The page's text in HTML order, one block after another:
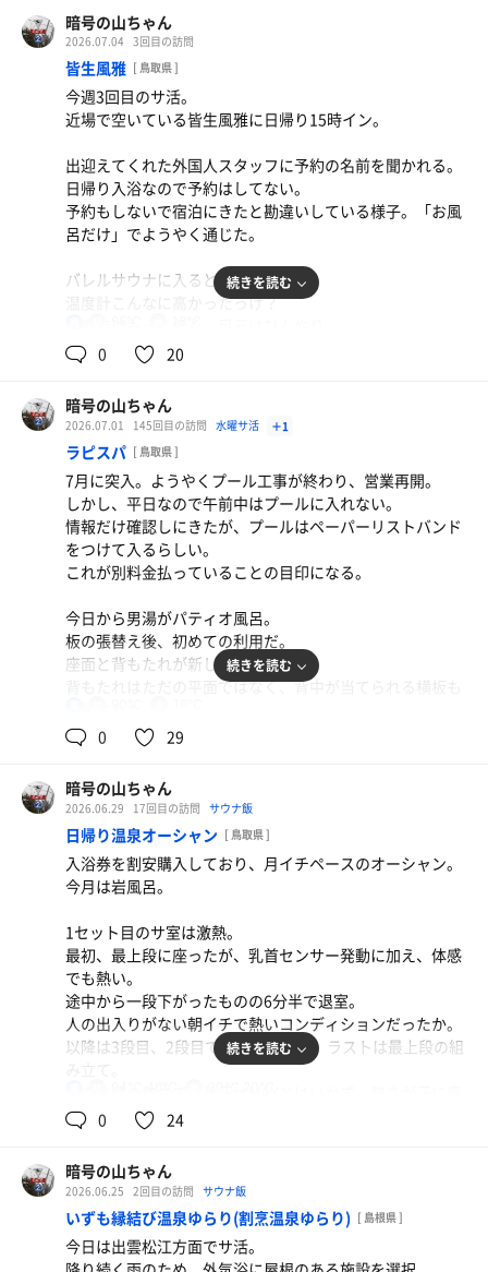
梅雨明け絶好調の日光が降り注ぐ。
日差しを避けて、建物側の日陰の地べたに座るのも良き。
あとはパティオ風呂に行って、通常サウナを3セット。
熱い、暑い、ぬるいの屋外から今日のパティオ水風呂は体
感13℃！
すぐさまくるしびれをしばらく我慢してキンキンに冷や
す。
夏場でここまで冷えてる露天水風呂はあまりない。
パティオ水風呂の本気を見た。
しょうゆラーメンネオ（大盛）
あご煮干ブレンドの「ネオ」だけど普通のとそう大き
く変わらない。
水
サ室は2段で6人キャパ。
セルフロウリュ、いや「ローリエ」が可能と書いてある。
温度計は70℃未満。ガラス戸やストーブのサイズからもハ
イスペックではない。
なのでセルフロウリュ、いや「ローリエ」をして体感を上
げる。
くなる。
テレビは浴室の外側から浴室に向けておいてあり、
サ室内にはテレビ音声が聞こえるようスピーカーがある。
ガラス越しに時計もあるし、サ室内に10分砂時計もある。
水風呂は水道水。適宜、蛇口をひねって水を追加できる。
水風呂入りながらテレビが観れる。人生初体験。
休憩は脱衣所周辺にある椅子に座って内気浴。
ガウンを着て、玄関の外に出れば外気浴も可能。
インフィニティチェアが3脚あるが、虫がいっぱいついて
たので利用せず。
ととのい椅子に座って喫煙も可能。
最初、靴を履いて外気浴に出たが、
おばちゃんがスリッパのままでいいよ、というので以後は
スリッパで外に。
手作り感満載の施設で何とかサウナにしたという感じもあ
りながら、
備品類無料やピッチャーの冷水、おばちゃんの対応にホス
変なサウナだけど、いいサウナ。
とんこつ醤油ライスセット
のとんこつ。
水
暗号の山ちゃん
2026.07.04 3回目の訪問
皆生風雅 [ 鳥取県 ]
今週3回目のサ活。
近場で空いている皆生風雅に日帰り15時イン。
出迎えてくれた外国人スタッフに予約の名前を聞かれる。
日帰り入浴なので予約はしてない。
予約もしないで宿泊にきたと勘違いしている様子。「お風
呂だけ」でようやく通じた。
バレルサウナに入ると95℃あたり。
温度計こんなに高かったっけ？
ラドル1杯ロウリュして、体感を上げる。
ストーブ上の木の板がだいぶ焦げてきている。
水風呂はチラーがきいているが、そこまで冷たくない。体
感18℃。
1回目、短めに水風呂出たら、後頭部が熱いままだったの
で、
2回目以降は後頭部が冷えるまで入った。
外気浴の椅子が変更されている。
以前は木組みの珍しい椅子が3脚だったが、
あ、改良といえる。
ギリギリ雨に降られずに済んだ。
サウナ目的でここにくる人は少ないと思われる。
サ室前まで来て、いきなり水風呂にタオル浸けるバカ登
場。
そのままサ室に入ってきて、サ室の臭いが変わる。
コイツ身体清めてないかも。
気分悪くなってサ室を出た。
帰りのフロントには宿泊客がチェックイン中。
駐車場もほぼ満車になってきていた。
さすが土曜日。道路も混んでた。
水
続きを読む
0 20
暗号の山ちゃん
2026.07.01 145回目の訪問 水曜サ活 ＋1
ラピスパ [ 鳥取県 ]
7月に突入。ようやくプール工事が終わり、営業再開。
しかし、平日なので午前中はプールに入れない。
情報だけ確認しにきたが、プールはペーパーリストバンド
をつけて入るらしい。
これが別料金払っていることの目印になる。
今日から男湯がパティオ風呂。
板の張替え後、初めての利用だ。
座面と背もたれが新しくなっている。
背もたれはただの平面ではなく、背中が当てられる横板も
背中と板の接地面積が狭くなり、背もたれ板の老朽化が抑
今日も今日とて梅雨らしい気候。
サ室は90℃と平均的だが、発汗が早く、8分で満足な発汗
量。
安定のコンディションで毎回8分のセット消化ができた。
6月はプール工事の影響で水風呂がぬるかった。
その時よりは冷たくなったものの、まだキンキンとはいえ
ない体感18℃。
15℃以下になるパティオ水風呂のポテンシャルはまだ発揮
していない。
に設定。
れば重宝する。
もう少し暑くなれば、リニューアルされたプールも利用し
てみたい。
続きを読む
0 29
暗号の山ちゃん
2026.06.29 17回目の訪問 サウナ飯
日帰り温泉オーシャン [ 鳥取県 ]
入浴券を割安購入しており、月イチペースのオーシャン。
今月は岩風呂。
1セット目のサ室は激熱。
最初、最上段に座ったが、乳首センサー発動に加え、体感
でも熱い。
途中から一段下がったものの6分半で退室。
人の出入りがない朝イチで熱いコンディションだったか。
以降は3段目、2段目でセット消化し、ラストは最上段の組
結しないドライサウナ。
水風呂は長めに。
手のひらで水の流れをつくり、羽衣をはがす。
お尻→背中→首筋へと流れをつくると気持ちいい。
今日の山陰地方は湿度が高いとラジオで言っていた。
続きを読む
0 24
暗号の山ちゃん
2026.06.25 2回目の訪問 サウナ飯
いずも縁結び温泉ゆらり(割烹温泉ゆらり) [ 島根県 ]
今日は出雲松江方面でサ活。